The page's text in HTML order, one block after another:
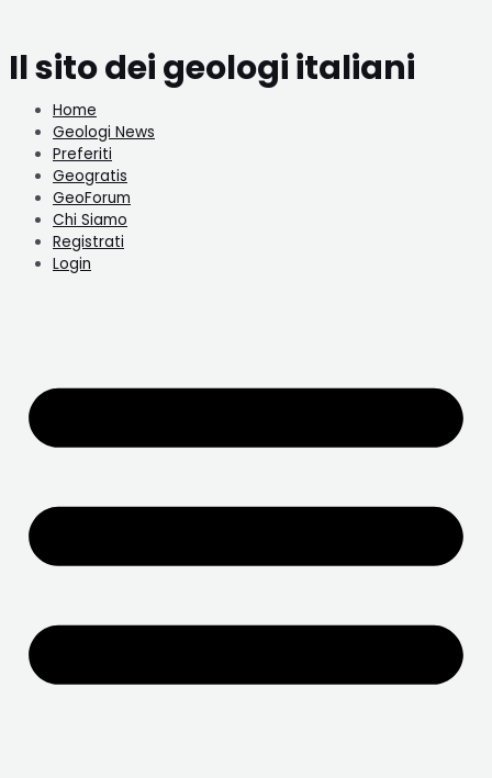
Il sito dei geologi italiani
Home
Geologi News
Preferiti
Geogratis
GeoForum
Chi Siamo
Registrati
Login